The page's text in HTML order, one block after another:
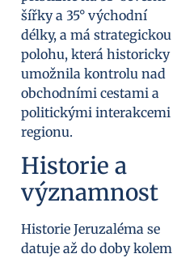
šířky a 35° východní
délky, a má strategickou
polohu, která historicky
umožnila kontrolu nad
obchodními cestami a
politickými interakcemi
regionu.
Historie a
významnost
Historie Jeruzaléma se
datuje až do doby kolem